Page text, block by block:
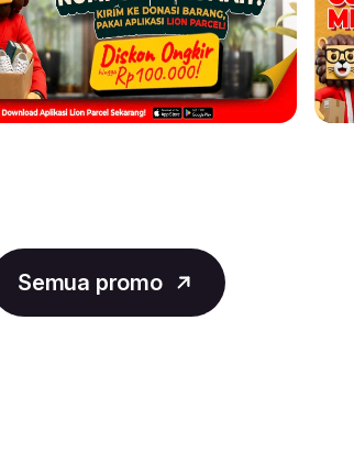
Semua promo